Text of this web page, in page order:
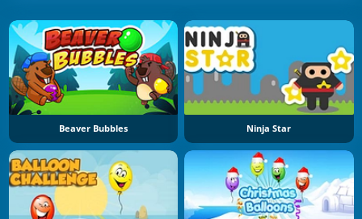
Beaver Bubbles Ninja Star